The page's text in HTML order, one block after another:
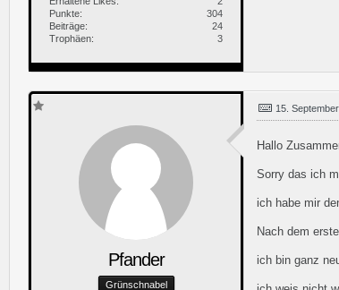
Punkte
304
Beiträge
24
Trophäen
3
Pfander
Grünschnabel
15.
Hallo
Sorry das ich
ich habe mir
Nach dem
ich bin ganz